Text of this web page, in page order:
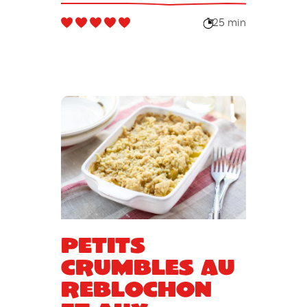
25 min
Petits
crumbles au
reblochon